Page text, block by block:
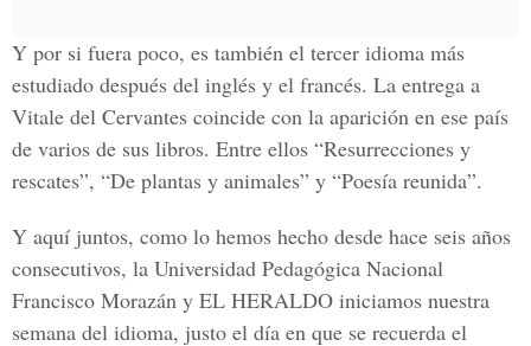
Y por si fuera poco, es también el tercer idioma más
estudiado después del inglés y el francés. La entrega a
Vitale del Cervantes coincide con la aparición en ese país
de varios de sus libros. Entre ellos “Resurrecciones y
rescates”, “De plantas y animales” y “Poesía reunida”.
Y aquí juntos, como lo hemos hecho desde hace seis años
consecutivos, la Universidad Pedagógica Nacional
Francisco Morazán y EL HERALDO iniciamos nuestra
semana del idioma, justo el día en que se recuerda el